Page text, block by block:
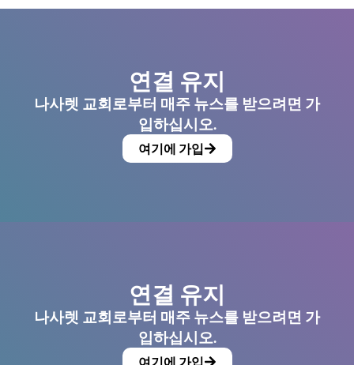
연결 유지
나사렛 교회로부터 매주 뉴스를 받으려면 가
입하십시오.
여기에 가입
연결 유지
나사렛 교회로부터 매주 뉴스를 받으려면 가
입하십시오.
여기에 가입